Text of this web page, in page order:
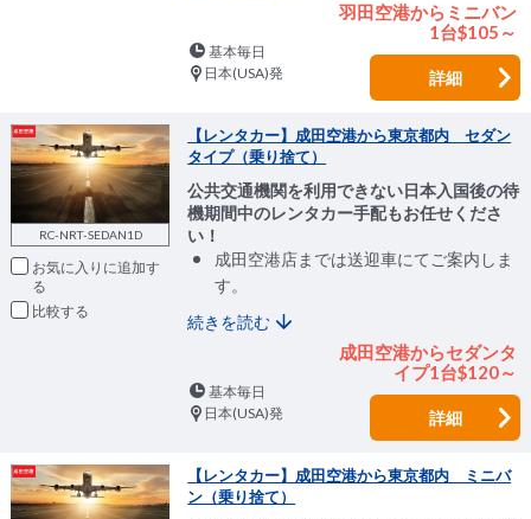
羽田空港からミニバン
1台$105～
基本毎日
日本(USA)発
詳細
RC-NRT-SEDAN1D
お気に入りに追加
比較
【レンタカー】成田空港から東京都内 セダン
タイプ（乗り捨て）
公共交通機関を利用できない日本入国後の待
機期間中のレンタカー手配もお任せくださ
い！
成田空港店までは送迎車にてご案内しま
す。
続きを読む
成田空港からセダンタ
イプ1台$120～
基本毎日
日本(USA)発
詳細
【レンタカー】成田空港から東京都内 ミニバ
ン（乗り捨て）